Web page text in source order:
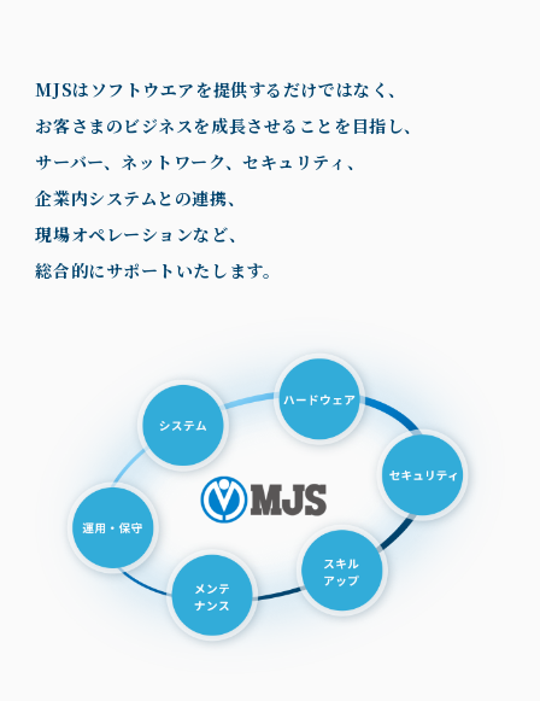
MJSはソフトウエアを提供するだけではなく、
お客さまのビジネスを成長させることを目指し、
サーバー、ネットワーク、セキュリティ、
企業内システムとの連携、
現場オペレーションなど、
総合的にサポートいたします。